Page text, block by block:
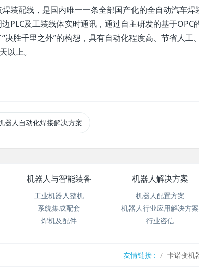
装配线，是国内唯一一条全部国产化的全自动汽车
PLC及工装线体实时通讯，通过自主研发的基于
决胜千里之外”的构想，具有自动化程度高、节省人
以上。
器人自动化焊接解决方案
机器人与智能装备
工业机器人整机
系统集成配套
焊机及配件
机器人解决方案
机器人配置方案
机器人行业应用解决方案
行业咨信
友情链接 : 卡诺变机